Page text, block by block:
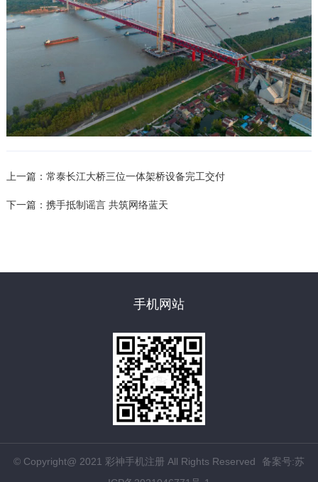
上一篇： 常泰长江大桥三位一体架桥设备完工交付
下一篇： 携手抵制谣言 共筑网络蓝天
手机网站
© Copyright@ 2021 彩神手机注册 All Rights Reserved
备案号:苏